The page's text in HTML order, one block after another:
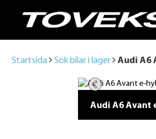
Startsida Sök bilar i lager Audi A6
Audi A6